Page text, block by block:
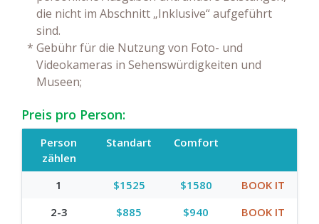
die nicht im Abschnitt „Inklusive“ aufgeführt
sind.
* Gebühr für die Nutzung von Foto- und
Videokameras in Sehenswürdigkeiten und
Museen;
Preis pro Person:
Person
zählen
Standart Comfort
1 $1525 $1580
BOOK IT
2-3
$885 $940
BOOK IT